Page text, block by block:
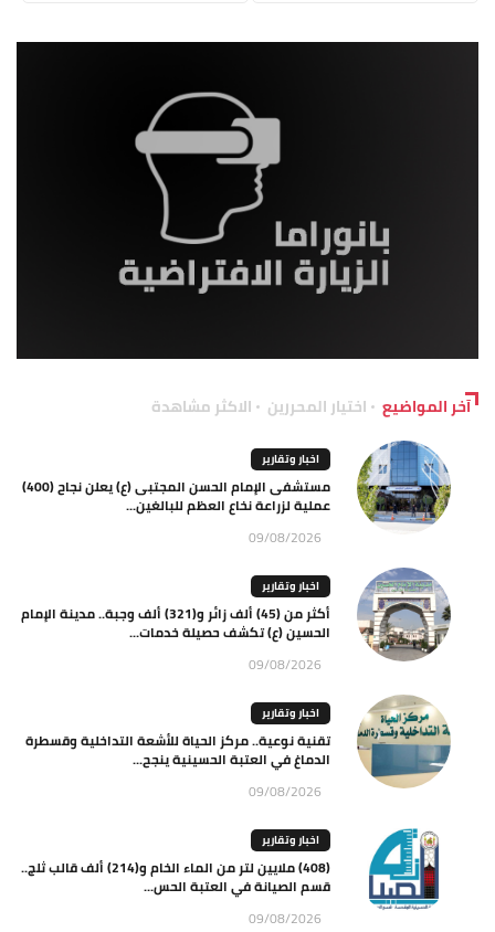
آخر المواضيع اختيار المحررين الاكثر مشاهدة
اخبار وتقارير
مستشفى الإمام الحسن المجتبى (ع) يعلن نجاح (400)
عملية لزراعة نخاع العظم للبالغين...
09/08/2026
اخبار وتقارير
أكثر من (45) ألف زائر و(321) ألف وجبة.. مدينة الإمام
الحسين (ع) تكشف حصيلة خدمات...
09/08/2026
اخبار وتقارير
تقنية نوعية.. مركز الحياة للأشعة التداخلية وقسطرة
الدماغ في العتبة الحسينية ينجح...
09/08/2026
اخبار وتقارير
(408) ملايين لتر من الماء الخام و(214) ألف قالب ثلج..
قسم الصيانة في العتبة الحس...
09/08/2026